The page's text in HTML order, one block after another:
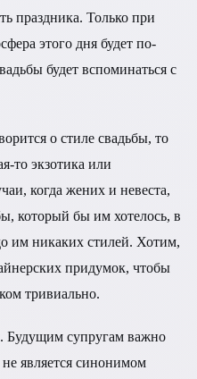
праздника. Только при
этого дня будет по-
будет вспоминаться с
о стиле свадьбы, то
то экзотика или
когда жених и невеста,
который бы им хотелось, в
им никаких стилей. Хотим,
придумок, чтобы
тривиально.
Будущим супругам важно
является синонимом